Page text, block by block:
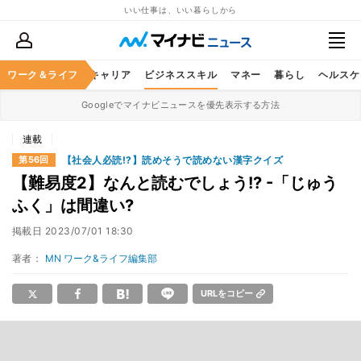
いい仕事は、いい暮らしから
ワーク＆ライフ キャリア ビジネススキル マネー 暮らし ヘルス
Googleでマイナビニュースを優先表示する方法
連載
第56回 【社会人必読!?】読めそうで読めない漢字クイズ
【難易度2】なんと読むでしょう!? -「じゅう
ふく」は間違い?
掲載日 2023/07/01 18:30
著者： MN ワーク&ライフ編集部
URLをコピー